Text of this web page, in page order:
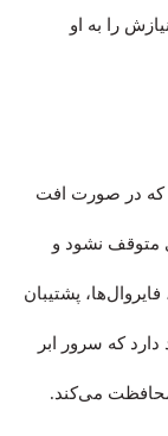
را به او
که در صورت افت
متوقف نشود و
پشتیبان
که سرور ابر
محافظت می‌کند.